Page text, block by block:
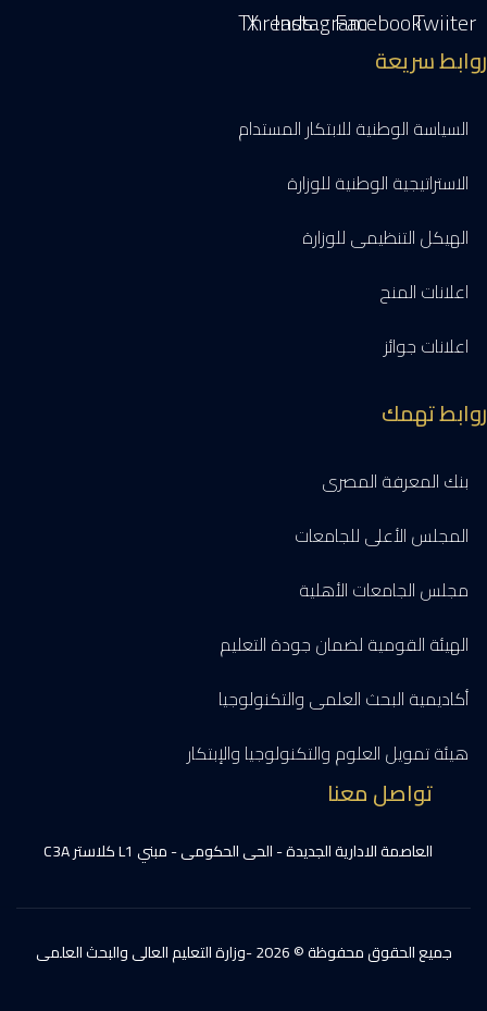
Twiiter
Facebook
Instagram
Threads
X
روابط سريعة
السياسة الوطنية للابتكار المستدام
الاستراتيجية الوطنية للوزارة
الهيكل التنظيمى للوزارة
اعلانات المنح
اعلانات جوائز
روابط تهمك
بنك المعرفة المصرى
المجلس الأعلى للجامعات
مجلس الجامعات الأهلية
الهيئة القومية لضمان جودة التعليم
أكاديمية البحث العلمى والتكنولوجيا
هيئة تمويل العلوم والتكنولوجيا والإبتكار
تواصل معنا
العاصمة الادارية الجديدة - الحى الحكومى - مبني L1 كلاستر C3A
جميع الحقوق محفوظة © 2026 -وزارة التعليم العالى والبحث العلمى